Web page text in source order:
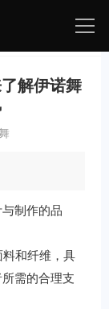
解伊诺舞
制作的品
和纤维，具
需的合理支